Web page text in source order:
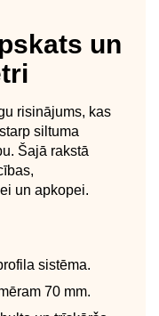
un
risinājums, kas
siltuma
Šajā rakstā
un apkopei.
sistēma.
70 mm.